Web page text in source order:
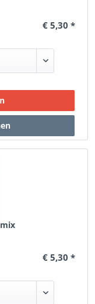
€ 5,30 *
€ 5,30 *